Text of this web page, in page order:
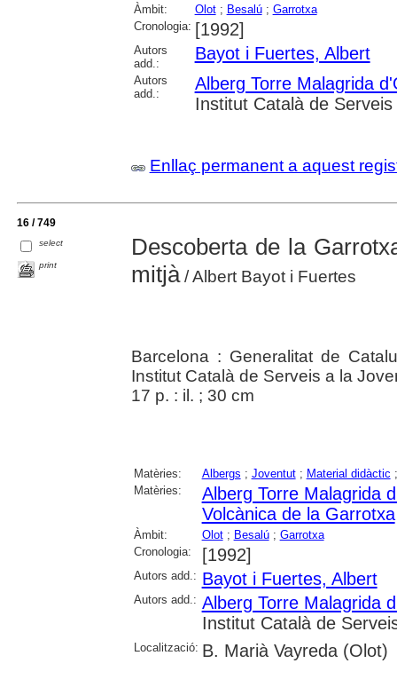
Àmbit: Olot; Besalú; Garrotxa
Cronologia: [1992]
Autors
add.:
Bayot i Fuertes, Albert
Autors
add.:
Alberg Torre Malagrida
Institut Català de
Enllaç permanent a aquest
16 / 749
select
print
Descoberta de la
mitjà/ Albert Bayot i Fuertes
Barcelona : Generalitat de
Institut Català de Serveis a la
17 p. : il. ; 30 cm
Matèries: Albergs ; Joventut; Material didàctic
Matèries:
Alberg Torre Malagrida
Volcànica de la Garrotxa
Àmbit: Olot; Besalú; Garrotxa
Cronologia:
[1992]
Autors add.: Bayot i Fuertes, Albert
Autors add.: Alberg Torre Malagrida
Institut Català de
Localització: B. Marià Vayreda (Olot)